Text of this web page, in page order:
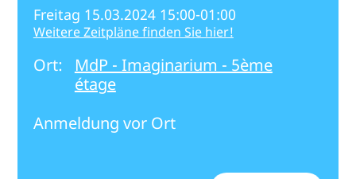
Freitag 15.03.2024 15:00-01:00
Weitere Zeitpläne finden Sie hier!
Ort:
MdP - Imaginarium - 5ème
étage
Anmeldung vor Ort